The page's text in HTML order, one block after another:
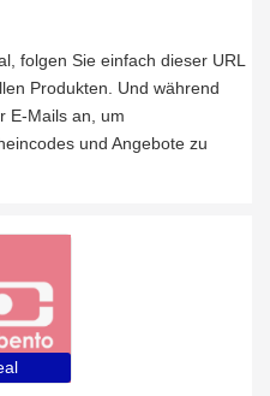
folgen Sie einfach dieser URL
Produkten. Und während
E-Mails an, um
und Angebote zu